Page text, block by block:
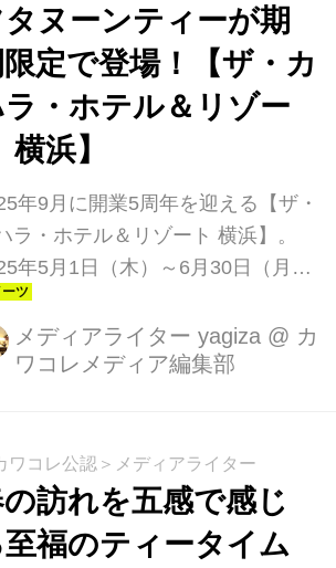
タヌーンティーが期
限定で登場！【ザ・カ
・ホテル＆リゾー
横浜】
年9月に開業5周年を迎える【ザ・
ラ・ホテル＆リゾート 横浜】。
年5月1日（木）～6月30日（月）
間限定で「The KAHALA
Tea メロン」をTHE
LOUNGEで楽しめます。
メディアライター yagiza @ カ
ワコレメディア編集部
ワコレ公認＞メディアライター
訪れを五感で感じ
至福のティータイム